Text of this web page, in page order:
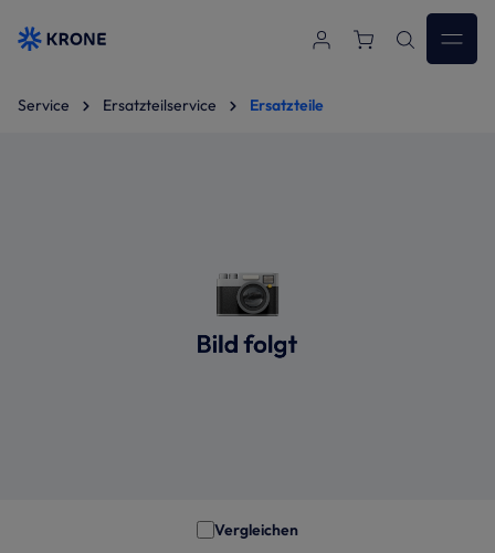
Zum Hauptinhalt springen
Service Ersatzteilservice Ersatzteile
Vergleichen